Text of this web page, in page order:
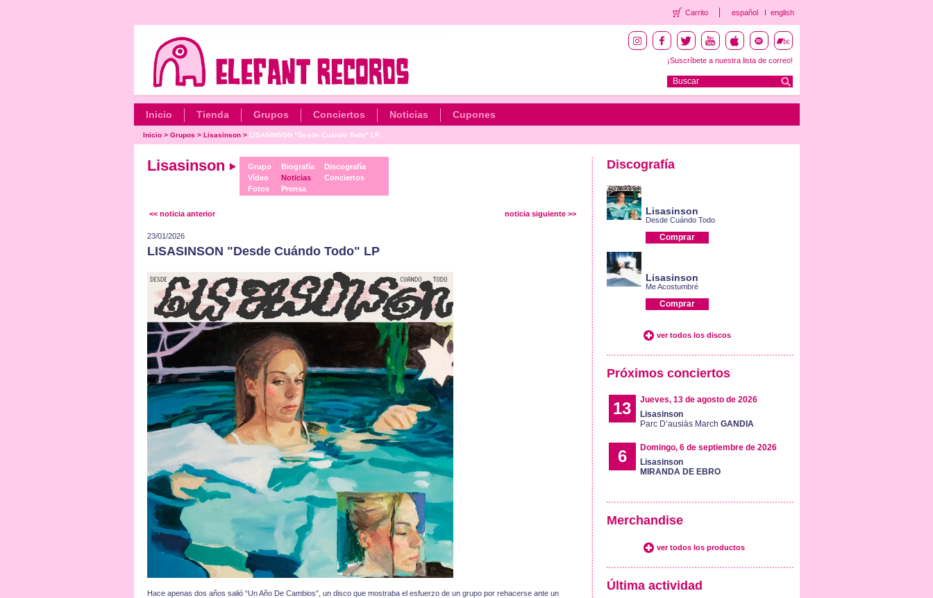
Carrito español english
¡Suscríbete a nuestra lista de correo!
Inicio Tienda Grupos Conciertos Noticias Cupones
Inicio> Grupos > Lisasinson> LISASINSON "Desde Cuándo Todo" LP...
Lisasinson
Grupo
Vídeo
Fotos
Biografía
Noticias
Prensa
Discografía
Conciertos
<< noticia anterior noticia siguiente >>
23/01/2026
LISASINSON "Desde Cuándo Todo" LP
Hace apenas dos años salió “Un Año De Cambios”, un disco que mostraba el esfuerzo de un grupo por rehacerse ante un
Discografía
Lisasinson
Desde Cuándo Todo
Comprar
Lisasinson
Me Acostumbré
Comprar
ver todos los discos
Próximos conciertos
13
Jueves, 13 de agosto de 2026
Lisasinson
Parc D’ausiàs March GANDIA
6
Domingo, 6 de septiembre de 2026
Lisasinson
MIRANDA DE EBRO
Merchandise
ver todos los productos
Última actividad